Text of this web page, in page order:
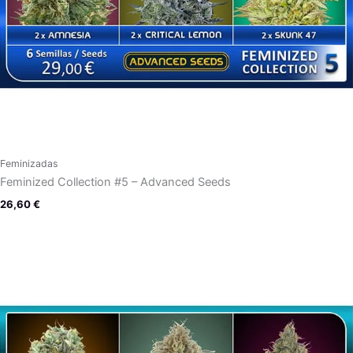
Feminizadas
Feminized Collection #5 – Advanced Seeds
26,60€